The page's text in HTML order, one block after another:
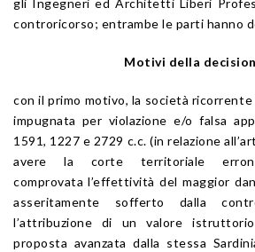
gli Ingegneri ed Architetti Liberi
controricorso; entrambe le parti hanno
Motivi della
con il primo motivo, la società ricorrente
impugnata per violazione e/o falsa
1591, 1227 e 2729 c.c. (in relazione
avere la corte territoriale
comprovata l’effettività del maggior
asseritamente sofferto dalla
l’attribuzione di un valore
proposta avanzata dalla stessa